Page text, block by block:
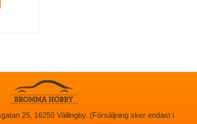
25, 16250 Vällingby. (Försäljning sker endast i